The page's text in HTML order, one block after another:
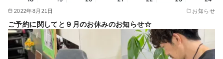
2022年8月21日 お知らせ
ご予約に関してと９月のお休みのお知らせ☆